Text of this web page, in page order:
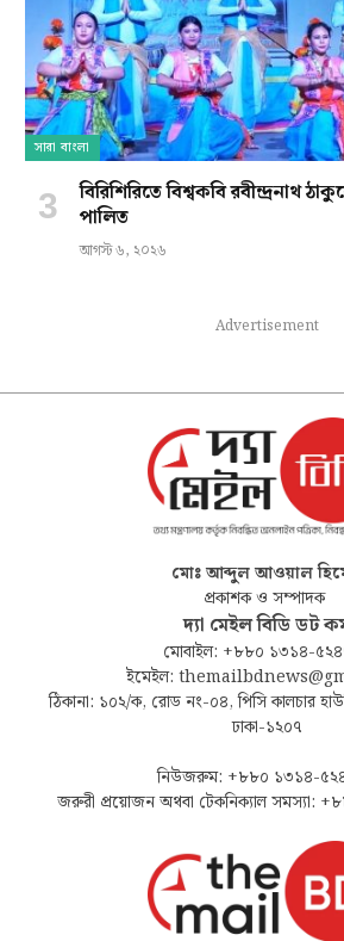
সারা বাংলা
বিরিশিরিতে বিশ্বকবি রবীন্দ্রনাথ
পালিত
আগস্ট ৬, ২০২৬
Advertisement
মোঃ আব্দুল আওয়াল
প্রকাশক ও সম্পাদক
দ্যা মেইল বিডি ডট
মোবাইল: +৮৮০ ১৩১৪-
ইমেইল:
ঠিকানা: ১০২/ক, রোড নং-০৪, পিসি কালচার
ঢাকা-১২০৭
নিউজরুম: +৮৮০ ১৩১৪-
জরুরী প্রয়োজন অথবা টেকনিক্যাল সমস্যা: